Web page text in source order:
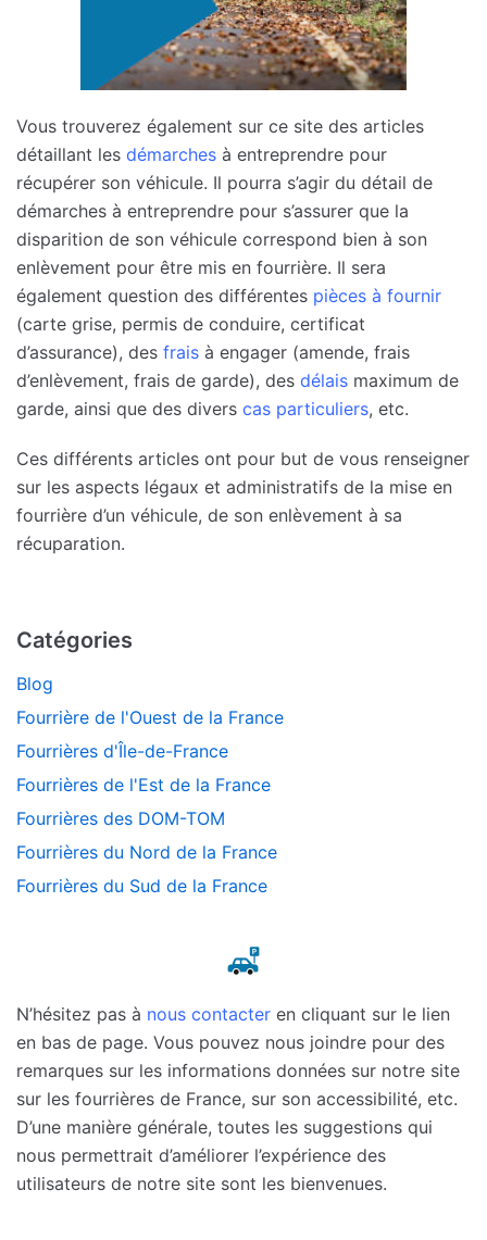
Vous trouverez également sur ce site des articles
détaillant les démarches à entreprendre pour
récupérer son véhicule. Il pourra s’agir du détail de
démarches à entreprendre pour s’assurer que la
disparition de son véhicule correspond bien à son
enlèvement pour être mis en fourrière. Il sera
également question des différentes pièces à fournir
(carte grise, permis de conduire, certificat
d’assurance), des frais à engager (amende, frais
d’enlèvement, frais de garde), des délais maximum de
garde, ainsi que des divers cas particuliers, etc.
Ces différents articles ont pour but de vous renseigner
sur les aspects légaux et administratifs de la mise en
fourrière d’un véhicule, de son enlèvement à sa
récuparation.
Catégories
Blog
Fourrière de l'Ouest de la France
Fourrières d'Île-de-France
Fourrières de l'Est de la France
Fourrières des DOM-TOM
Fourrières du Nord de la France
Fourrières du Sud de la France
N’hésitez pas à nous contacter en cliquant sur le lien
en bas de page. Vous pouvez nous joindre pour des
remarques sur les informations données sur notre site
sur les fourrières de France, sur son accessibilité, etc.
D’une manière générale, toutes les suggestions qui
nous permettrait d’améliorer l’expérience des
utilisateurs de notre site sont les bienvenues.